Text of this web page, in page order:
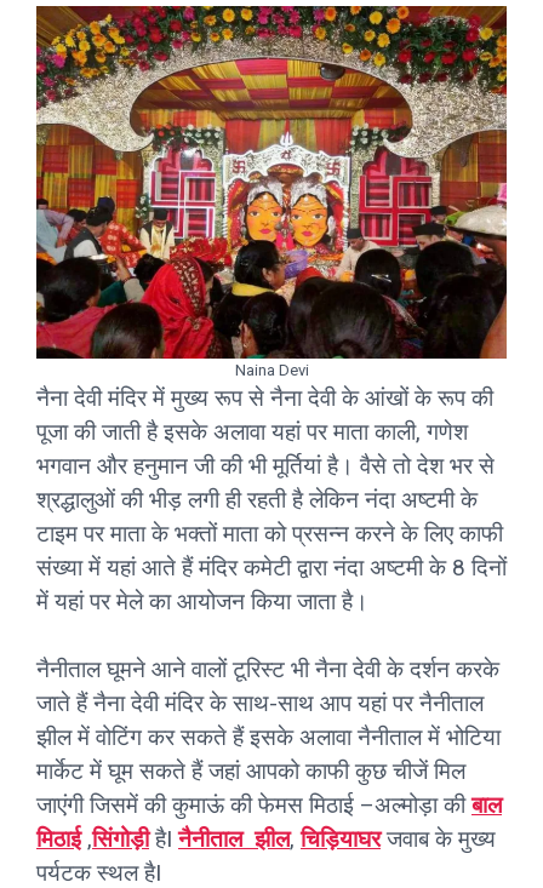
Naina Devi
नैना देवी मंदिर में मुख्य रूप से नैना देवी के आंखों के रूप की
पूजा की जाती है इसके अलावा यहां पर माता काली, गणेश
भगवान और हनुमान जी की भी मूर्तियां है। वैसे तो देश भर से
श्रद्धालुओं की भीड़ लगी ही रहती है लेकिन नंदा अष्टमी के
टाइम पर माता के भक्तों माता को प्रसन्न करने के लिए काफी
संख्या में यहां आते हैं मंदिर कमेटी द्वारा नंदा अष्टमी के 8 दिनों
में यहां पर मेले का आयोजन किया जाता है।
नैनीताल घूमने आने वालों टूरिस्ट भी नैना देवी के दर्शन करके
जाते हैं नैना देवी मंदिर के साथ-साथ आप यहां पर नैनीताल
झील में वोटिंग कर सकते हैं इसके अलावा नैनीताल में भोटिया
मार्केट में घूम सकते हैं जहां आपको काफी कुछ चीजें मिल
जाएंगी जिसमें की कुमाऊं की फेमस मिठाई –अल्मोड़ा कीबाल
मिठाई,सिंगोड़ीहैIनैनीताल झील,चिड़ियाघरजवाब के मुख्य
पर्यटक स्थल हैI